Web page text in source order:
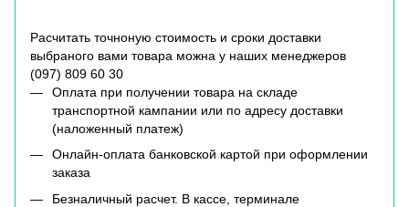
Расчитать точноную стоимость и сроки доставки
выбраного вами товара можна у наших менеджеров
(097) 809 60 30
Оплата при получении товара на складе
транспортной кампании или по адресу доставки
(наложенный платеж)
Онлайн-оплата банковской картой при оформлении
заказа
Безналичный расчет. В кассе, терминале